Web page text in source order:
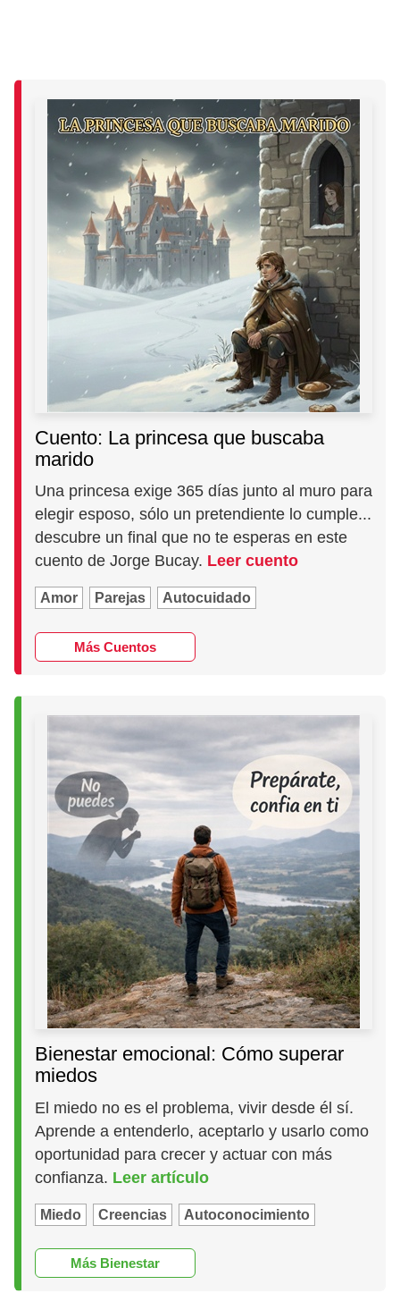
Cuento: La princesa que buscaba
marido
Una princesa exige 365 días junto al muro para
elegir esposo, sólo un pretendiente lo cumple...
descubre un final que no te esperas en este
cuento de Jorge Bucay. Leer cuento
Amor Parejas Autocuidado
Más Cuentos
Bienestar emocional: Cómo superar
miedos
El miedo no es el problema, vivir desde él sí.
Aprende a entenderlo, aceptarlo y usarlo como
oportunidad para crecer y actuar con más
confianza. Leer artículo
Miedo Creencias Autoconocimiento
Más Bienestar